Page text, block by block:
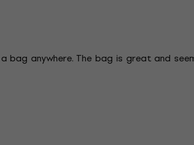
anywhere. The bag is great and